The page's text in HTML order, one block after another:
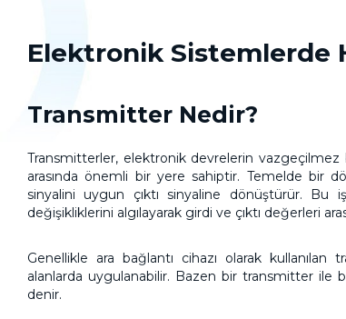
Elektronik Sistemlerde
Transmitter Nedir?
Transmitterler, elektronik devrelerin
arasında önemli bir yere sahiptir. Temelde bir
sinyalini uygun çıktı sinyaline dönüştürür. Bu
değişikliklerini algılayarak girdi ve çıktı değerleri
Genellikle ara bağlantı cihazı olarak kullanılan
alanlarda uygulanabilir. Bazen bir transmitter ile
denir.